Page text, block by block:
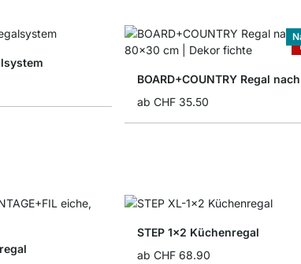
BOARD+COUNTRY Regal
ab CHF 35.50
STEP 1x2 Küchenregal
ab CHF 68.90